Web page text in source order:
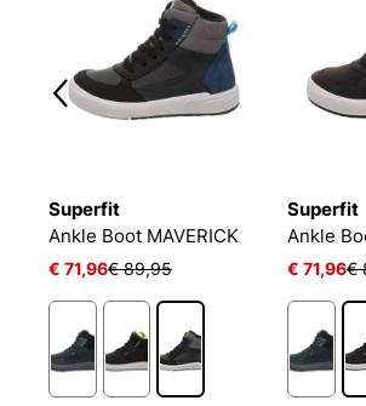
Superfit
Ankle Boot MAVERICK
€ 71,96€ 89,95
Superfit
Ankle
€ 71,96€